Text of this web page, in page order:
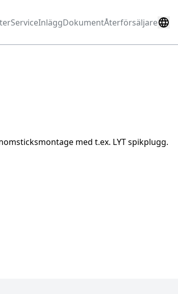
ServiceInläggDokumentÅterförsäljare
med t.ex. LYT spikplugg.